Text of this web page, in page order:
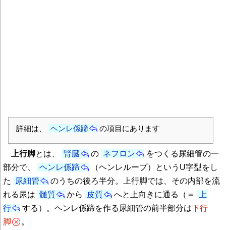
詳細は、 ヘンレ係蹄 の項目にあります
上行脚とは、 腎臓 の ネフロン
をつくる尿細管の一
部分で、
ヘンレ係蹄
（ヘンレループ）というU字型をし
た
尿細管
のうちの後ろ半分。上行脚では、その内部を流
れる尿は 髄質 から 皮質 へと上向きに通る（＝
上
行
する）。ヘンレ係蹄を作る尿細管の前半部分は下行
脚
。